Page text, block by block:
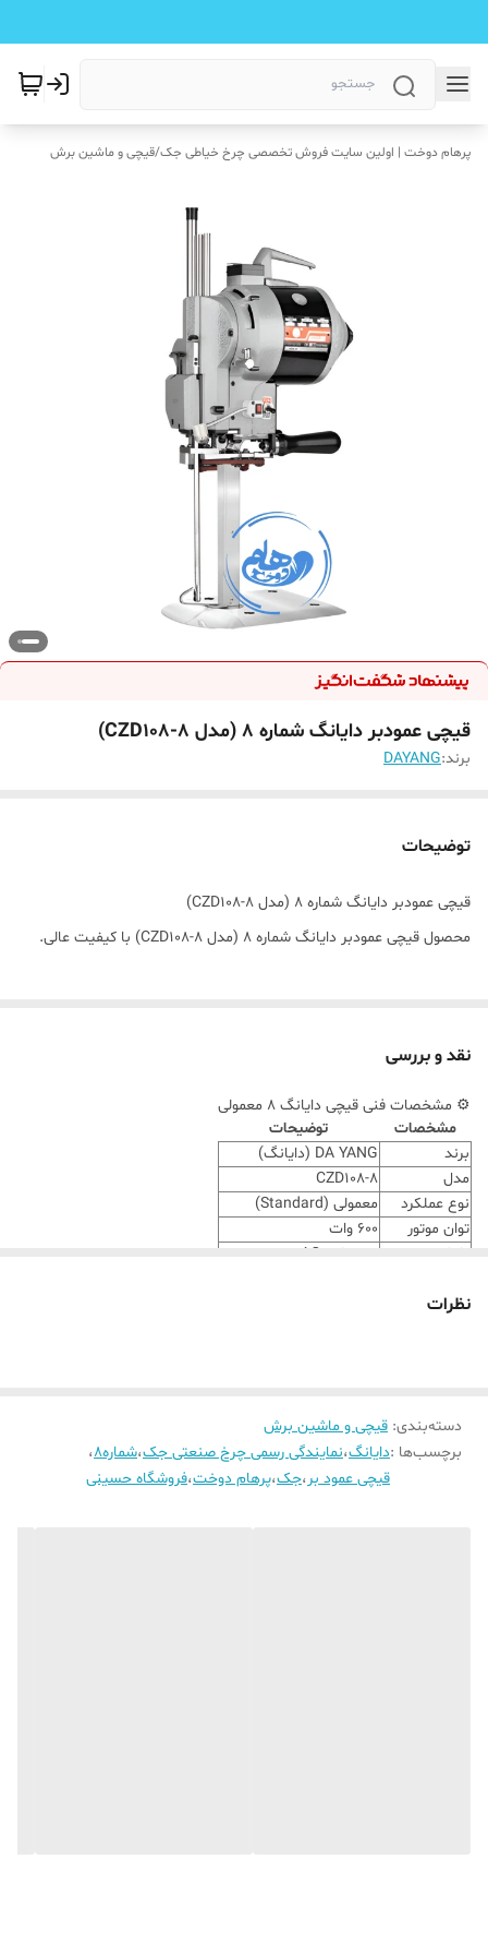
پرهام دوخت | اولین سایت فروش تخصصی چرخ خیاطی جک/قیچی و ماشین برش
قیچی عمودبر دایانگ شماره ۸ (مدل CZD108-8)
برند:DAYANG
توضیحات
قیچی عمودبر دایانگ شماره ۸ (مدل CZD108-8)
محصول قیچی عمودبر دایانگ شماره ۸ (مدل CZD108-8) با کیفیت عالی.
نقد و بررسی
⚙️ مشخصات فنی قیچی دایانگ ۸ معمولی
مشخصات
توضیحات
برند
DA YANG (دایانگ)
مدل
CZD108-8
نوع عملکرد
معمولی (Standard)
توان موتور
۶۰۰ وات
سایز تیغه
گارانتی
۶ ماه گارانتی پرهام دوخت
نظرات
دسته‌بندی: قیچی و ماشین برش
برچسب‌ها :دایانگ،نمایندگی رسمی چرخ صنعتی جک،شماره8 ،
قیچی عمود بر،جک،پرهام دوخت،فروشگاه حسینی